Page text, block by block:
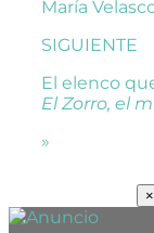
María
SIGUIENTE
El elenco
El Zorro, el
»
×